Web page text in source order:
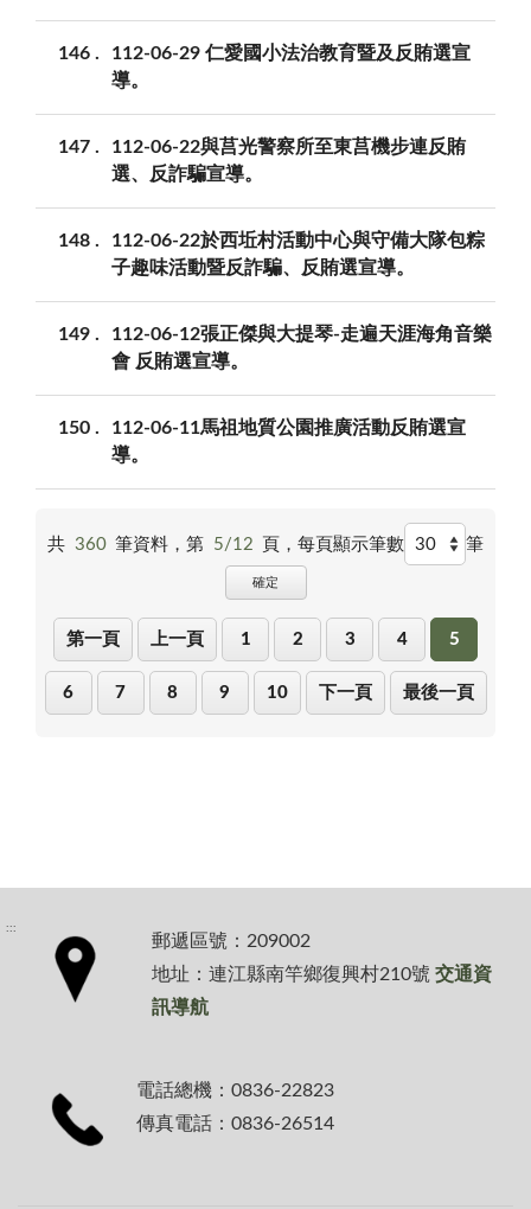
146
112-06-29 仁愛國小法治教育暨及反賄選宣
導。
147
112-06-22與莒光警察所至東莒機步連反賄
選、反詐騙宣導。
148
112-06-22於西坵村活動中心與守備大隊包粽
子趣味活動暨反詐騙、反賄選宣導。
149
112-06-12張正傑與大提琴-走遍天涯海角音樂
會 反賄選宣導。
150
112-06-11馬祖地質公園推廣活動反賄選宣
導。
共 360 筆資料，第 5/12 頁，每頁顯示筆數 筆
確定
第一頁 上一頁 1 2 3 4 5
6 7 8 9 10 下一頁 最後一頁
:::
郵遞區號：209002
地址：連江縣南竿鄉復興村210號 交通資
訊導航
電話總機：0836-22823
傳真電話：0836-26514